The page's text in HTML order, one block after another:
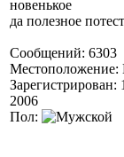
новенькое
да полезное
Сообщений: 6303
Местоположение:
Зарегистрирован:
2006
Пол: